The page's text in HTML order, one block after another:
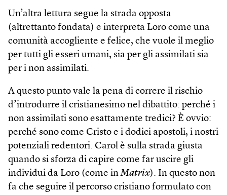
Un’altra lettura segue la strada opposta
(altrettanto fondata) e interpreta Loro come una
comunità accogliente e felice, che vuole il meglio
per tutti gli esseri umani, sia per gli assimilati sia
per i non assimilati.
A questo punto vale la pena di correre il rischio
d’introdurre il cristianesimo nel dibattito: perché i
non assimilati sono esattamente tredici? È ovvio:
perché sono come Cristo e i dodici apostoli, i nostri
potenziali redentori. Carol è sulla strada giusta
quando si sforza di capire come far uscire gli
individui da Loro (come inMatrix). In questo non
fa che seguire il percorso cristiano formulato con